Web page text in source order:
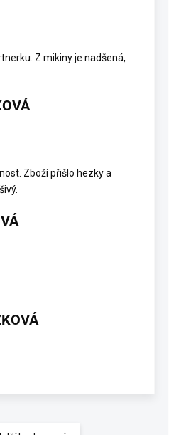
Z mikiny je nadšená,
Zboží přišlo hezky a